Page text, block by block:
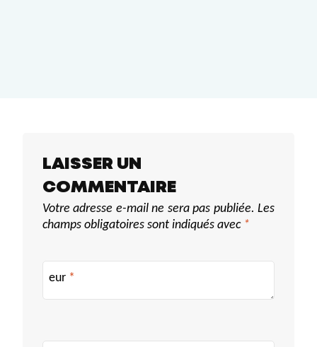
LAISSER UN
COMMENTAIRE
Votre adresse e-mail ne sera pas publiée. Les
champs obligatoires sont indiqués avec *
eur *